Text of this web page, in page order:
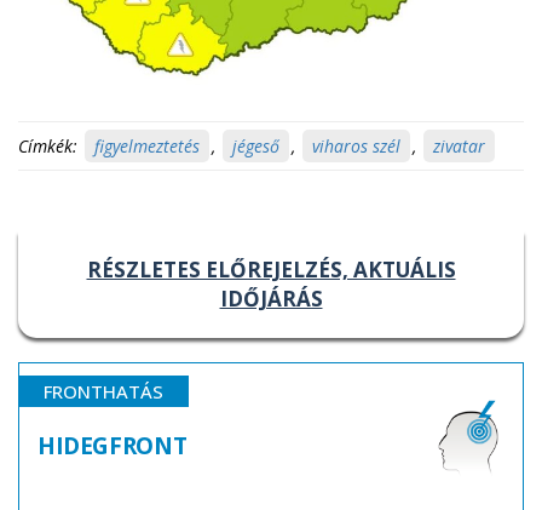
Címkék: figyelmeztetés , jégeső , viharos szél , zivatar
RÉSZLETES ELŐREJELZÉS, AKTUÁLIS
IDŐJÁRÁS
FRONTHATÁS
HIDEGFRONT